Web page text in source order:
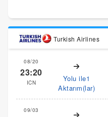
Turkish Airlines
08/20
23:20
ICN
Yolu ile1
Aktarım(lar)
09/03